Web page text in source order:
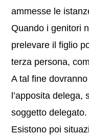
ammesse le
Quando i genitori
prelevare il figlio
terza persona,
A tal fine
l’apposita
soggetto delegato.
Esistono poi